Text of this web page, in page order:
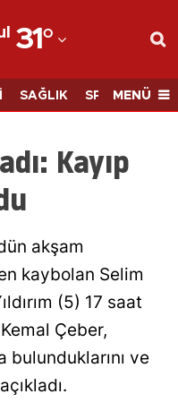
31°
SAĞLIK SPORMENÜ
Kayıp
akşam
kaybolan Selim
(5) 17 saat
Çeber,
bulunduklarını ve